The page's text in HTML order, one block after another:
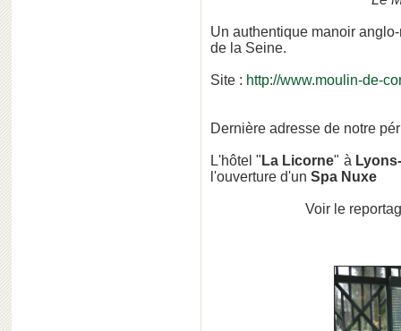
Un authentique manoir
de la Seine.
Site : http://www.moulin-de-
Dernière adresse de notre
L'hôtel " La Licorne" à
l'ouverture d'un Spa Nuxe
Voir le